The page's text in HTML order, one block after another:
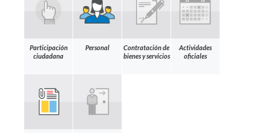
Participación
ciudadana
Personal
Contratación de
bienes y servicios
Actividades
oficiales